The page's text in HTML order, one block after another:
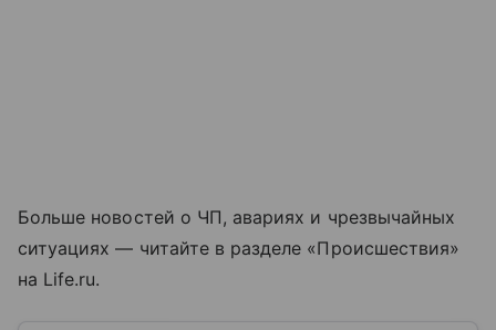
Больше новостей о ЧП, авариях и чрезвычайных
ситуациях — читайте в разделе «Происшествия»
на Life.ru.